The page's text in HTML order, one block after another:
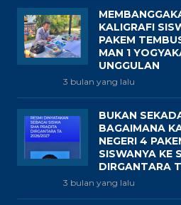
KALIGRAFI
PAKEM
MAN 1
UNGGULAN
3 bulan yang lalu
BUKAN
BAGAIMANA
NEGERI 4
SISWANYA KE
DIRGANTARA
3 bulan yang lalu